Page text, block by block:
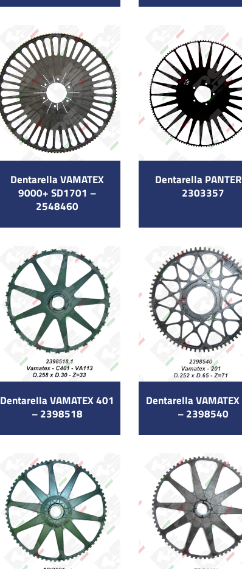
Dentarella VAMATEX
9000+ SD1701 –
2548460
Dentarella
2303357
Dentarella VAMATEX 401
– 2398518
Dentarella
– 2398540